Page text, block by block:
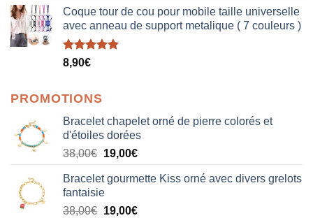
Coque tour de cou pour mobile taille universelle
avec anneau de support metalique ( 7 couleurs )
Note5.00
8,90€
PROMOTIONS
Bracelet chapelet orné de pierre colorés et
d'étoiles dorées
38,00€ Le
initial
était :
38,00€.
19,00€Le
actuel
19,00€.
Bracelet gourmette Kiss orné avec divers grelots
fantaisie
38,00€ Le
19,00€Le